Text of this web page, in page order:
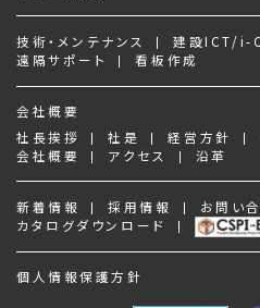
技術・メンテナンス
建設ICT/
遠隔サポート
看板作成
会社概要
社長挨拶
社是 経営方針
会社概要
アクセス 沿革
新着情報 採用情報
お問い
カタログダウンロード
個人情報保護方針